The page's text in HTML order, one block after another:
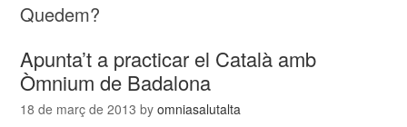
Quedem?
Apunta’t a practicar el Català amb
Òmnium de Badalona
18 de març de 2013 byomniasalutalta